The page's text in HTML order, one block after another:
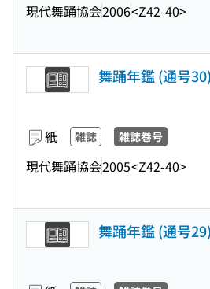
現代舞踊協会2006<Z42-40>
舞踊年鑑 (通号
紙 雑誌 雑誌巻号
現代舞踊協会2005<Z42-40>
舞踊年鑑 (通号